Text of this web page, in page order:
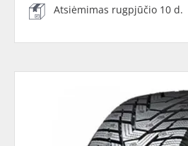
Atsiėmimas rugpjūčio 10 d.